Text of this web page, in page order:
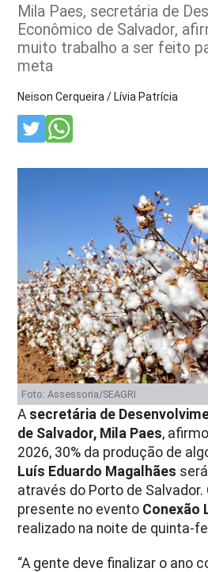
Mila Paes, secretária de
Econômico de Salvador,
muito trabalho a ser feito
meta
Neison Cerqueira / Lívia Patrícia
Foto: Assessoria/SEAGRI
A secretária de
de Salvador, Mila Paes,
2026, 30% da produção de
Luís Eduardo Magalhães
através do Porto de
presente no evento Conexão
realizado na noite de quinta-
“A gente deve finalizar o ano